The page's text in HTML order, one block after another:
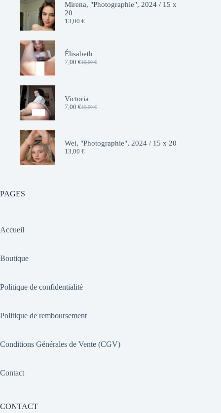
Mirena, "Photographie", 2024 / 15 x
20
13,00 €
Élisabeth
10,00€
Le
10,00 €.
7,00 €Le
7,00 €.
Victoria
10,00€
Le
10,00 €.
7,00 €Le
7,00 €.
Wei, "Photographie", 2024 / 15 x 20
13,00 €
PAGES
Accueil
Boutique
Politique de confidentialité
Politique de remboursement
Conditions Générales de Vente (CGV)
Contact
CONTACT